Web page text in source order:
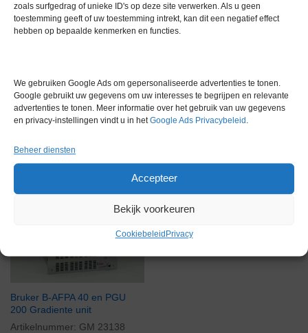
zoals surfgedrag of unieke ID's op deze site verwerken. Als u geen
toestemming geeft of uw toestemming intrekt, kan dit een negatief effect
hebben op bepaalde kenmerken en functies.
We gebruiken Google Ads om gepersonaliseerde advertenties te tonen.
Google gebruikt uw gegevens om uw interesses te begrijpen en relevante
advertenties te tonen. Meer informatie over het gebruik van uw gegevens
en privacy-instellingen vindt u in hetGoogle Ads Privacybeleid .
Beheer diensten
Accepteer
Bekijk voorkeuren
Cookiebeleid Privacy
Conditie Gebruikt in goede conditie
Merk Mettler Toledo
Bruker B-AFPA 40 en PGU
200 Gradiente unit
Artikelnummer: GM 23138